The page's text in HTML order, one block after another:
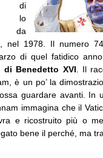
di
lo
da
nel 1978. Il numero
di quel fatidico
di Benedetto XVI . Il
è un po’ la
guardare avanti. In
immagina che il
e ricostruito più o
bene il perché, ma